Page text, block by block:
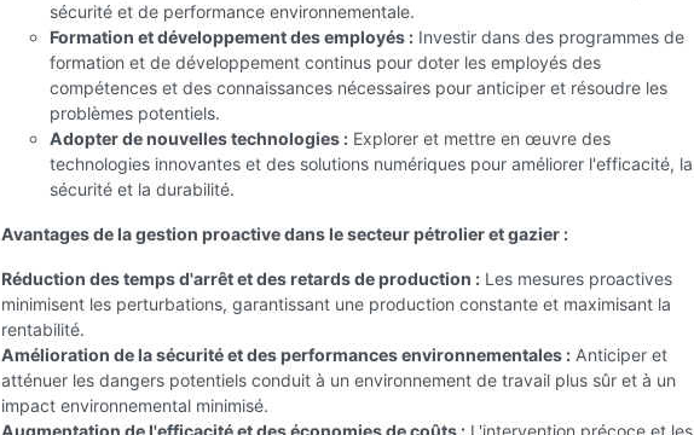
sécurité et de performance environnementale.
Formation et développement des employés : Investir dans des programmes de
formation et de développement continus pour doter les employés des
compétences et des connaissances nécessaires pour anticiper et résoudre les
problèmes potentiels.
Adopter de nouvelles technologies : Explorer et mettre en œuvre des
technologies innovantes et des solutions numériques pour améliorer l'efficacité, la
sécurité et la durabilité.
Avantages de la gestion proactive dans le secteur pétrolier et gazier :
Réduction des temps d'arrêt et des retards de production : Les mesures proactives
minimisent les perturbations, garantissant une production constante et maximisant la
rentabilité.
Amélioration de la sécurité et des performances environnementales : Anticiper et
atténuer les dangers potentiels conduit à un environnement de travail plus sûr et à un
impact environnemental minimisé.
Augmentation de l'efficacité et des économies de coûts : L'intervention précoce et les